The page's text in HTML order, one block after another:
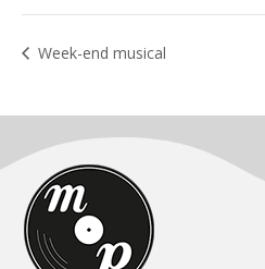
Week-end musical